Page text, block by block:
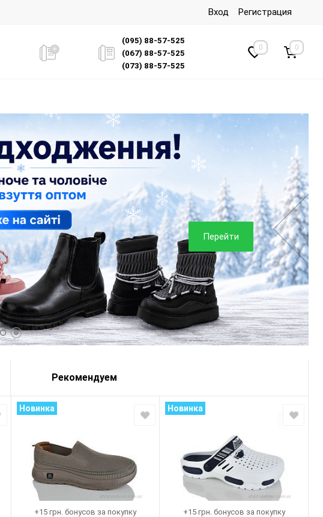
Вход Регистрация
(095) 88-57-525
(067) 88-57-525
(073) 88-57-525
0 0
Перейти
Рекомендуем
Новинка
+15 грн. бонусов за покупку
Новинка
+15 грн. бонусов за покупку